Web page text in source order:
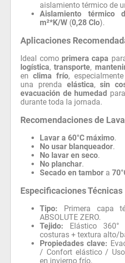
aislamiento térmico de
Aislamiento térmico
m²*K/W (0,28 Clo).
Aplicaciones
Ideal como primera capa
logística,transporte,
enclima frío,
una prenda elástica,sin
evacuación de humedad
durante toda la jornada.
Recomendaciones de
Lavar a 60°C máximo.
No usar blanqueador.
No lavar en seco.
No planchar.
Secado en tambor a
Especificaciones Técnicas
Tipo: Primera capa
ABSOLUTE ZERO.
Tejido: Elástico 360°
costuras + textura alto/
Propiedades clave:
/ Confort elástico /
en invierno frío.